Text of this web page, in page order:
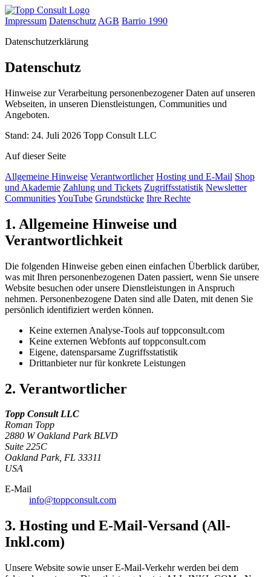
Impressum Datenschutz AGB Barrio 1990
Datenschutzerklärung
Datenschutz
Hinweise zur Verarbeitung personenbezogener Daten auf unseren
Webseiten, in unseren Dienstleistungen, Communities und
Angeboten.
Stand: 24. Juli 2026 Topp Consult LLC
Auf dieser Seite
Allgemeine Hinweise Verantwortlicher Hosting und E-Mail Shop
und Akademie Zahlung und Tickets Zugriffsstatistik Newsletter
CommunitiesYouTube Grundstücke Ihre Rechte
1. Allgemeine Hinweise und
Verantwortlichkeit
Die folgenden Hinweise geben einen einfachen Überblick darüber,
was mit Ihren personenbezogenen Daten passiert, wenn Sie unsere
Website besuchen oder unsere Dienstleistungen in Anspruch
nehmen. Personenbezogene Daten sind alle Daten, mit denen Sie
persönlich identifiziert werden können.
Keine externen Analyse-Tools auf toppconsult.com
Keine externen Webfonts auf toppconsult.com
Eigene, datensparsame Zugriffsstatistik
Drittanbieter nur für konkrete Leistungen
2. Verantwortlicher
Topp Consult LLC
Roman Topp
2880 W Oakland Park BLVD
Suite 225C
Oakland Park, FL 33311
USA
E-Mail
info@toppconsult.com
3. Hosting und E-Mail-Versand (All-
Inkl.com)
Unsere Website sowie unser E-Mail-Verkehr werden bei dem